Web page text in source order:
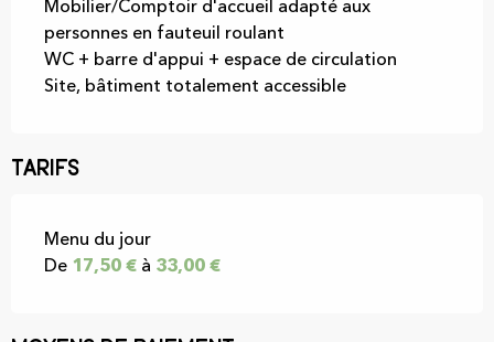
Mobilier/Comptoir d'accueil adapté aux
personnes en fauteuil roulant
WC + barre d'appui + espace de circulation
Site, bâtiment totalement accessible
Tarifs
Tarifs 2026
Menu du jour
De 17,50 € à 33,00 €